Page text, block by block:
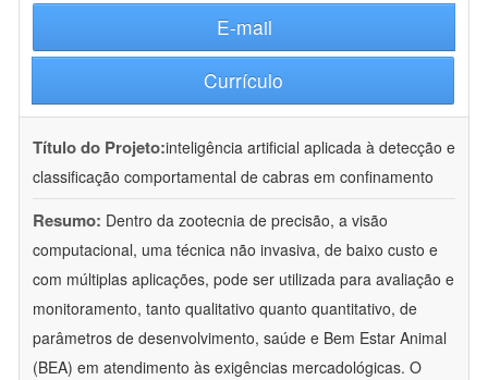
E-mail
Currículo
Título do Projeto:inteligência artificial aplicada à detecção e
classificação comportamental de cabras em confinamento
Resumo: Dentro da zootecnia de precisão, a visão
computacional, uma técnica não invasiva, de baixo custo e
com múltiplas aplicações, pode ser utilizada para avaliação e
monitoramento, tanto qualitativo quanto quantitativo, de
parâmetros de desenvolvimento, saúde e Bem Estar Animal
(BEA) em atendimento às exigências mercadológicas. O